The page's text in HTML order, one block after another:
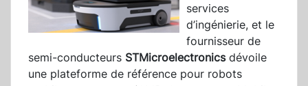
services
d’ingénierie, et le
fournisseur de
semi-conducteurs STMicroelectronicsdévoile
une plateforme de référence pour robots